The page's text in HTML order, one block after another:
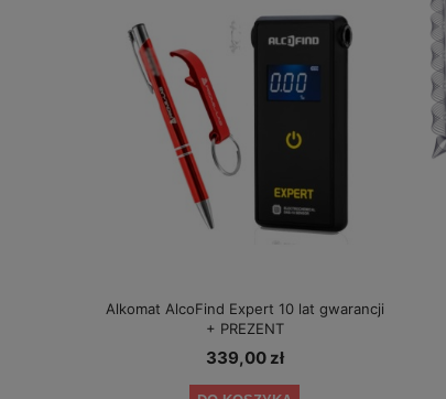
Alkomat AlcoFind Expert 10 lat gwarancji
+ PREZENT
339,00 zł